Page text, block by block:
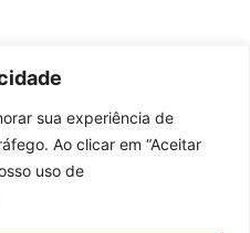
sua experiência de
Ao clicar em “Aceitar
uso de